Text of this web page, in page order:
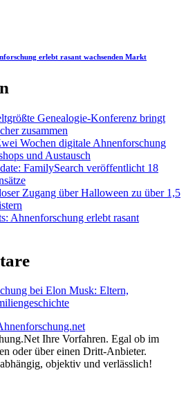
erlebt rasant wachsenden Markt
Genealogie-Konferenz bringt
zusammen
Wochen digitale Ahnenforschung
und Austausch
FamilySearch veröffentlicht 18
Zugang über Halloween zu über 1,5
Ahnenforschung erlebt rasant
bei Elon Musk: Eltern,
Ihre Vorfahren. Egal ob im
oder über einen Dritt-Anbieter.
objektiv und verlässlich!